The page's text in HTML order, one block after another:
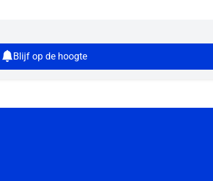
Blijf op de hoogte